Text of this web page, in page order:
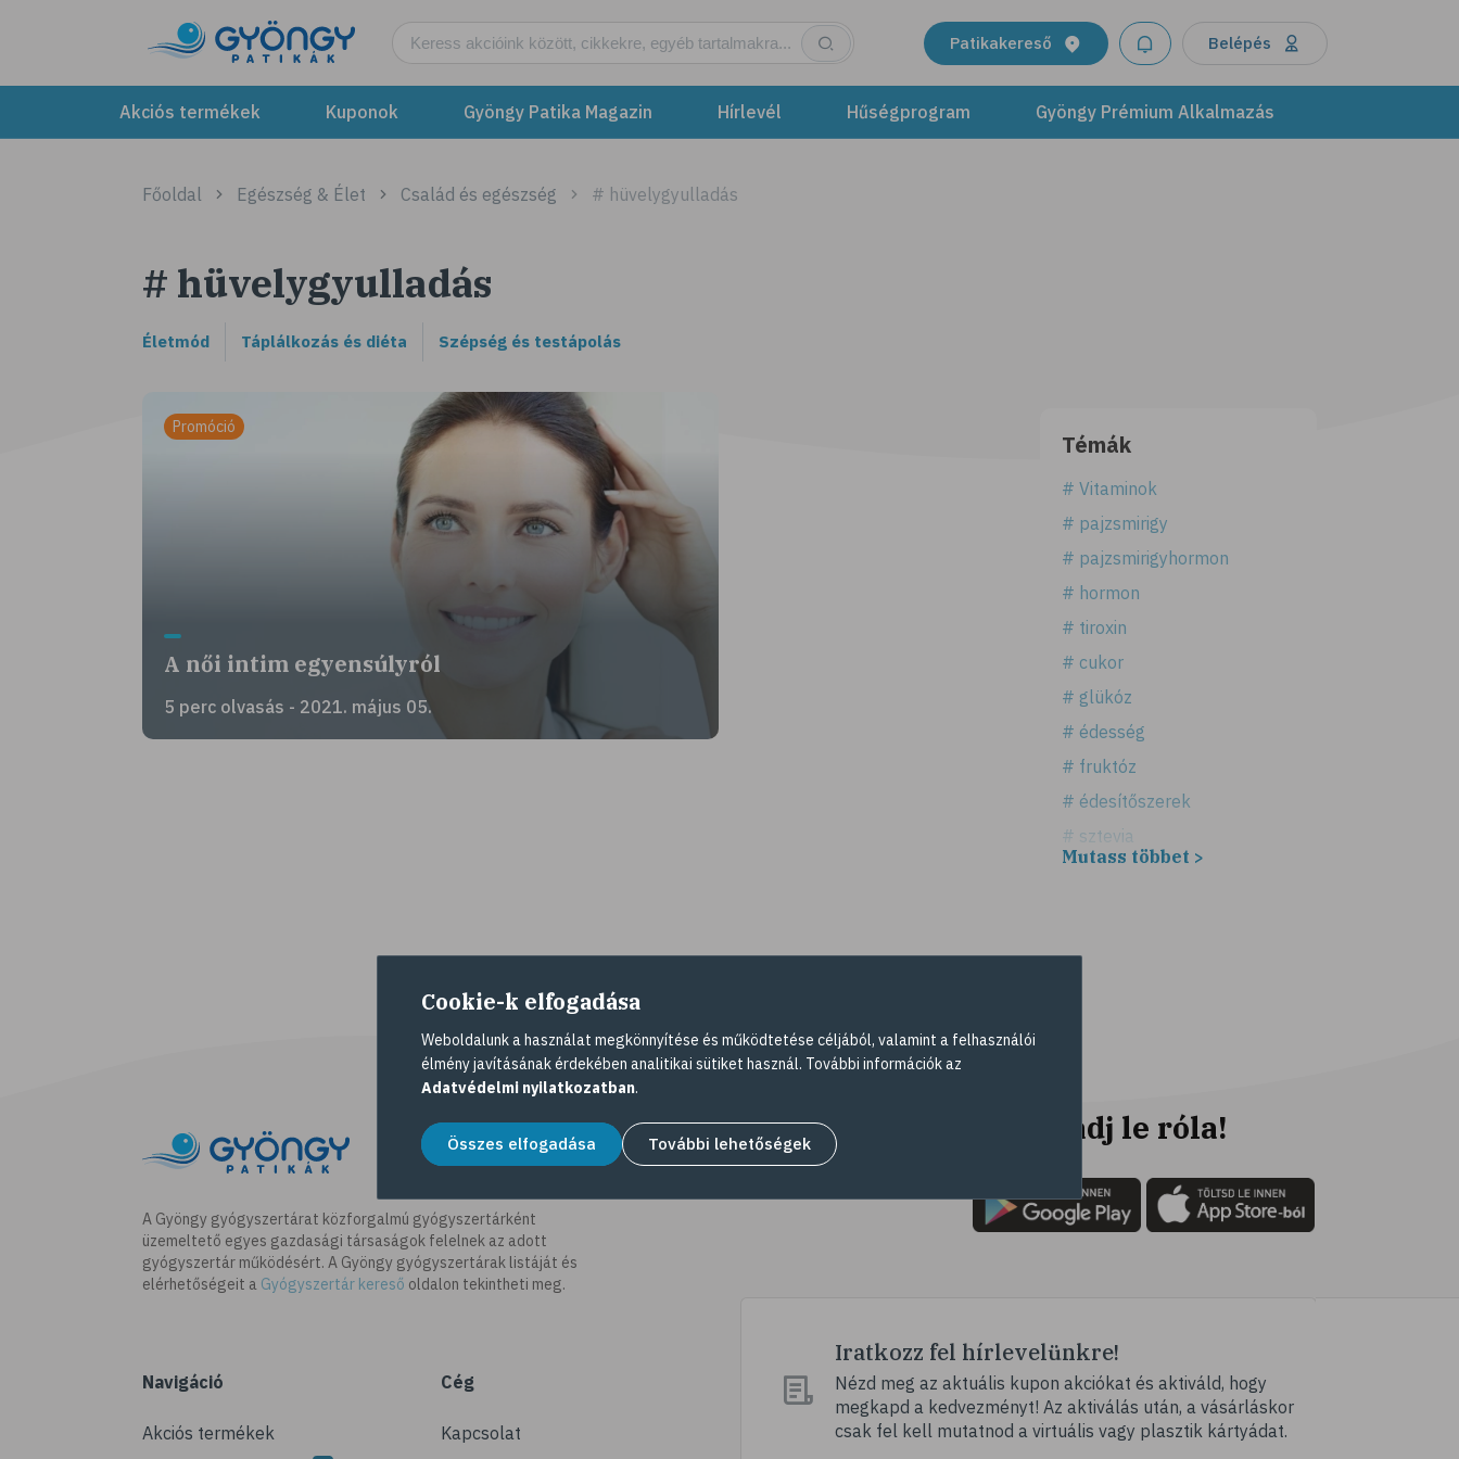
Patikakereső Belépés
Akciós termékek Kuponok Gyöngy Patika Magazin Hírlevél Hűségprogram Gyöngy Prémium Alkalmazás
Főoldal Egészség & Élet Család és egészség # hüvelygyulladás
# hüvelygyulladás
Életmód Táplálkozás és diéta Szépség és testápolás
A női intim egyensúlyról
5 perc olvasás - 2021. május 05.
Promóció
Témák
# Vitaminok
# pajzsmirigy
# pajzsmirigyhormon
# hormon
# tiroxin
# cukor
# glükóz
# édesség
# fruktóz
# édesítőszerek
# sztevia
# hal
# egészséges táplálkozás
# omega-3
# D-vitamin
# ízületi fájdalom
# ízületek
# csontok
Mutass többet >
A Gyöngy gyógyszertárat közforgalmú gyógyszertárként
üzemeltető egyes gazdasági társaságok felelnek az adott
gyógyszertár működésért. A Gyöngy gyógyszertárak listáját és
elérhetőségeit a Gyógyszertár kereső oldalon tekintheti meg.
Navigáció
Akciós termékek
Cég
Kapcsolat
Ne maradj le róla!
Iratkozz fel hírlevelünkre!
Nézd meg az aktuális kupon akciókat és aktiváld, hogy
megkapd a kedvezményt! Az aktiválás után, a vásárláskor
csak fel kell mutatnod a virtuális vagy plasztik kártyádat.
Cookie-k elfogadása
Weboldalunk a használat megkönnyítése és működtetése céljából, valamint a felhasználói
élmény javításának érdekében analitikai sütiket használ. További információk az
Adatvédelmi nyilatkozatban.
Összes elfogadása További lehetőségek